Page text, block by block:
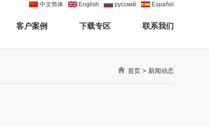
客户案例 下载专区 联系我们
中文简体 English pусский Español
首页 > 新闻动态